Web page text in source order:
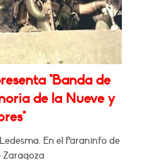
"Banda de
de la Nueve y
En el Paraninfo de
Zaragoza